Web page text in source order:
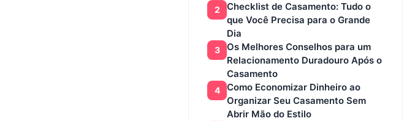
2
Checklist de Casamento: Tudo o
que Você Precisa para o Grande
Dia
3
Os Melhores Conselhos para um
Relacionamento Duradouro Após o
Casamento
4
Como Economizar Dinheiro ao
Organizar Seu Casamento Sem
Abrir Mão do Estilo